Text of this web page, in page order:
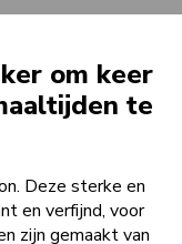
om keer
te
Deze sterke en
en verfijnd, voor
zijn gemaakt van